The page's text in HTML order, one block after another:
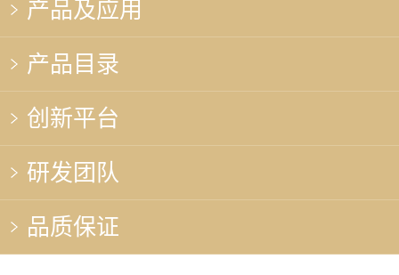
产品及应用
产品目录
创新平台
研发团队
品质保证